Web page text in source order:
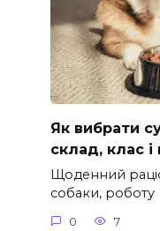
Як вибрати
склад, клас
Щоденний
собаки, роботу
0 7